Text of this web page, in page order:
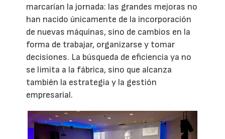
marcarían la jornada: las grandes mejoras no
han nacido únicamente de la incorporación
de nuevas máquinas, sino de cambios en la
forma de trabajar, organizarse y tomar
decisiones. La búsqueda de eficiencia ya no
se limita a la fábrica, sino que alcanza
también la estrategia y la gestión
empresarial.